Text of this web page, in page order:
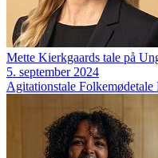
Mette Kierkgaards tale på
5. september 2024
Agitationstale Folkemødetale